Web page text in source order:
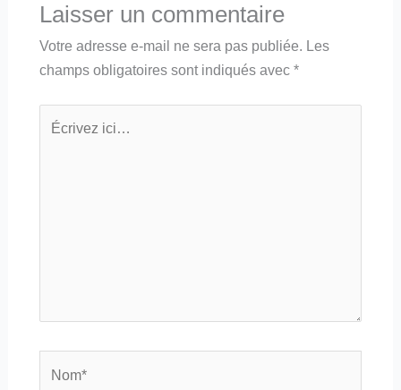
Laisser un commentaire
Votre adresse e-mail ne sera pas publiée. Les
champs obligatoires sont indiqués avec *